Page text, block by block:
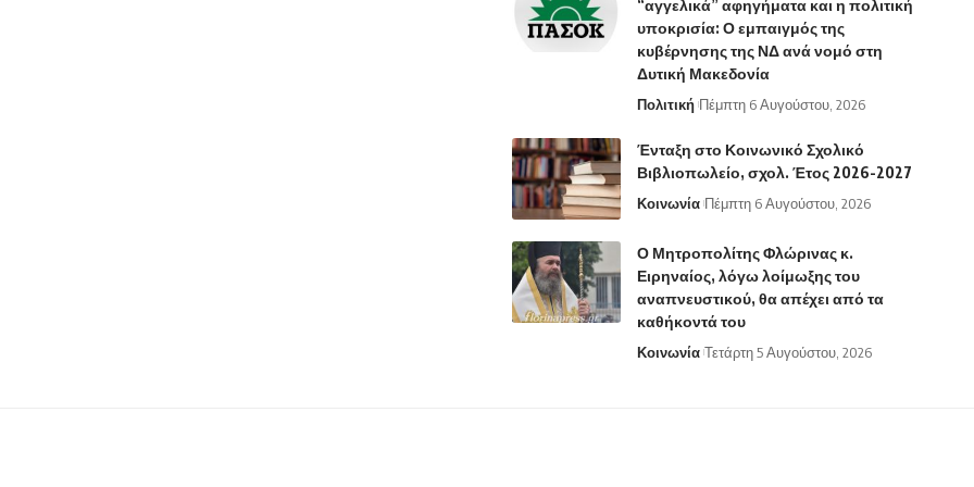
“αγγελικά” αφηγήματα και η πολιτική
υποκρισία: Ο εμπαιγμός της
κυβέρνησης της ΝΔ ανά νομό στη
Δυτική Μακεδονία
Πολιτική Πέμπτη 6 Αυγούστου, 2026
Ένταξη στο Κοινωνικό Σχολικό
Βιβλιοπωλείο, σχολ. Έτος 2026-2027
Κοινωνία Πέμπτη 6 Αυγούστου, 2026
Ο Μητροπολίτης Φλώρινας κ.
Ειρηναίος, λόγω λοίμωξης του
αναπνευστικού, θα απέχει από τα
καθήκοντά του
Κοινωνία Τετάρτη 5 Αυγούστου, 2026